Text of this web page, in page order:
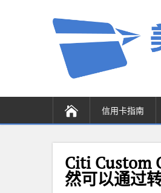
信用卡指南
Citi Custom
然可以通过